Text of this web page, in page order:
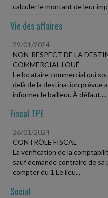
calculer le montant de leur
Vie des affaires
29/01/2024
NON-RESPECT DE LA
COMMERCIAL LOUÉ
Le locataire commercial qui
delà de la destination prévue
informer le bailleur. À défaut,...
Fiscal TPE
26/01/2024
CONTRÔLE FISCAL
La vérification de la
sauf demande contraire de sa
compter du 1 Le lieu...
Social